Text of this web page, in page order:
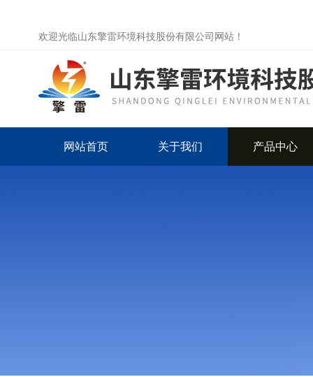
欢迎光临山东擎雷环境科技股份有限公司网站！
网站首页 关于我们 产品中心